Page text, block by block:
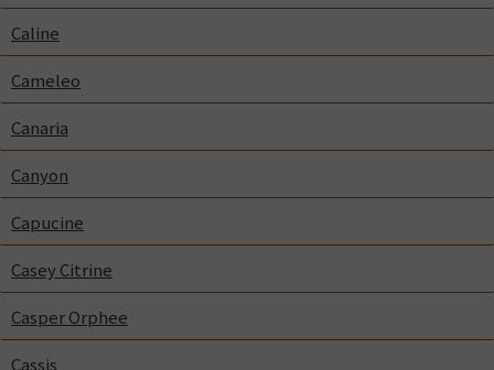
Caline
Cameleo
Canaria
Canyon
Capucine
Casey Citrine
Casper Orphee
Cassis